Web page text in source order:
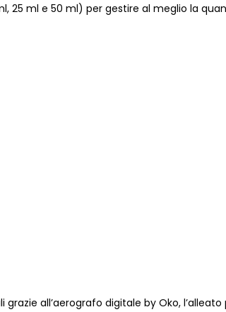
25 ml e 50 ml) per gestire al meglio la
all’aerografo digitale by Oko,